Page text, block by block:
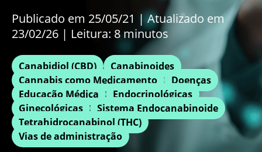
Publicado em 25/05/21 |Atualizado em
23/02/26 | Leitura: 8 minutos
Canabidiol (CBD)
Canabinoides
Cannabis como Medicamento
Doenças
Educação Médica
Endocrinológicas
Ginecológicas
Sistema Endocanabinoide
Tetrahidrocanabinol (THC)
Vias de administração